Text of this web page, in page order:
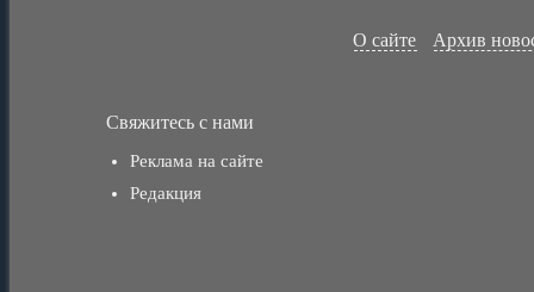
О сайте Архив
Свяжитесь с нами
Реклама на сайте
Редакция